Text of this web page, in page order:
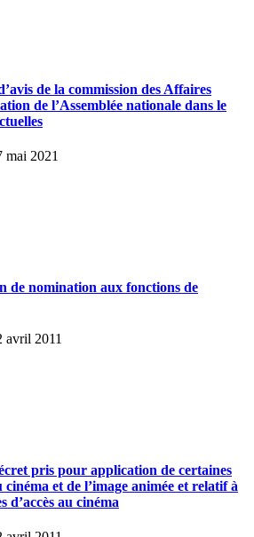
de la commission des Affaires
de l’Assemblée nationale dans le
mai 2021
de nomination aux fonctions de
avril 2011
pris pour application de certaines
et de l’image animée et relatif à
d’accès au cinéma